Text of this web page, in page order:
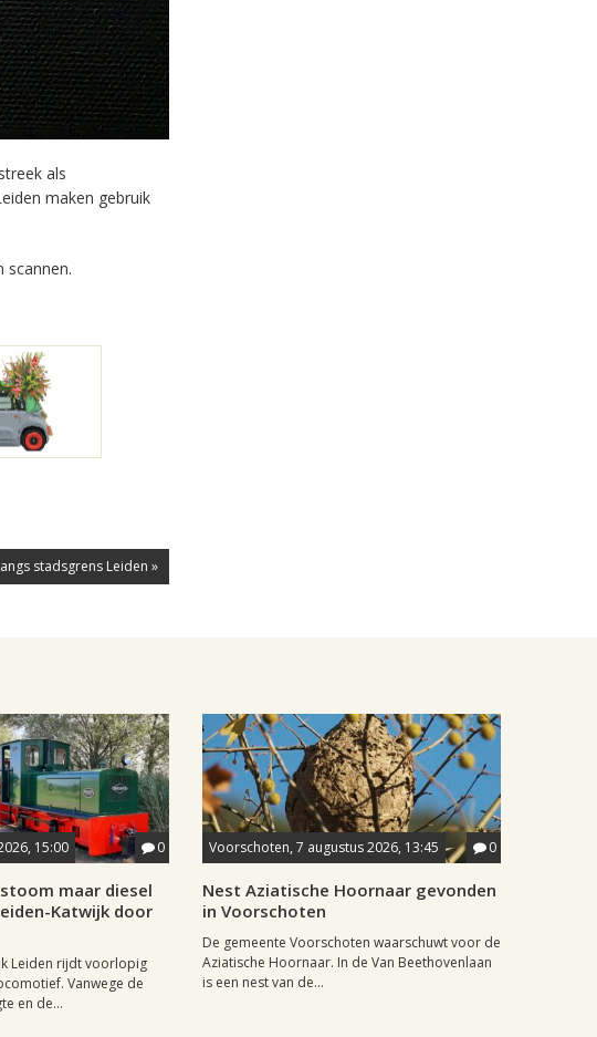
als
maken gebruik
scannen.
stadsgrens Leiden »
15:00 0
maar diesel
Katwijk door
Leiden rijdt voorlopig
Vanwege de
en de...
Voorschoten, 7 augustus 2026, 13:45 0
Nest Aziatische Hoornaar gevonden
in Voorschoten
De gemeente Voorschoten waarschuwt voor de
Aziatische Hoornaar. In de Van Beethovenlaan
is een nest van de...